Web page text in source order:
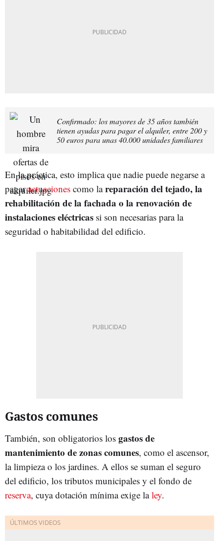
Confirmado: los mayores de 35 años también
tienen ayudas para pagar el alquiler, entre 200 y
50 euros para unas 40.000 unidades familiares
En la práctica, esto implica que nadie puede negarse a
pagaractuaciones como lareparación del tejado, la
rehabilitación de la fachada o la renovación de
instalaciones eléctricas si son necesarias para la
seguridad o habitabilidad del edificio.
Gastos comunes
También, son obligatorios los gastos de
mantenimiento de zonas comunes, como el ascensor,
la limpieza o los jardines. A ellos se suman el seguro
del edificio, los tributos municipales y el fondo de
reserva, cuya dotación mínima exige laley.